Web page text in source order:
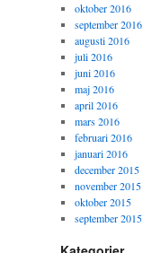
oktober 2016
september 2016
augusti 2016
juli 2016
juni 2016
maj 2016
april 2016
mars 2016
februari 2016
januari 2016
december 2015
november 2015
oktober 2015
september 2015